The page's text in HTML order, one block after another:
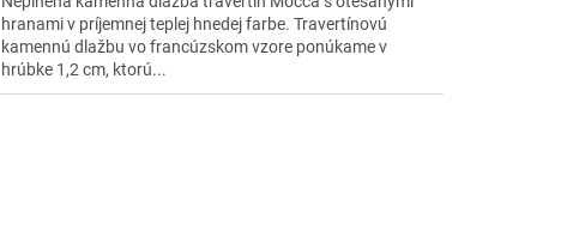
hranami v príjemnej teplej hnedej farbe. Travertínovú
kamennú dlažbu vo francúzskom vzore ponúkame v
hrúbke 1,2 cm, ktorú...